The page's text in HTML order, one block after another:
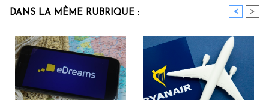
DANS LA MÊME RUBRIQUE : < >